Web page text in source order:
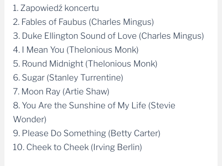
1. Zapowiedź koncertu
2. Fables of Faubus (Charles Mingus)
3. Duke Ellington Sound of Love (Charles Mingus)
4. I Mean You (Thelonious Monk)
5. Round Midnight (Thelonious Monk)
6. Sugar (Stanley Turrentine)
7. Moon Ray (Artie Shaw)
8. You Are the Sunshine of My Life (Stevie
Wonder)
9. Please Do Something (Betty Carter)
10. Cheek to Cheek (Irving Berlin)